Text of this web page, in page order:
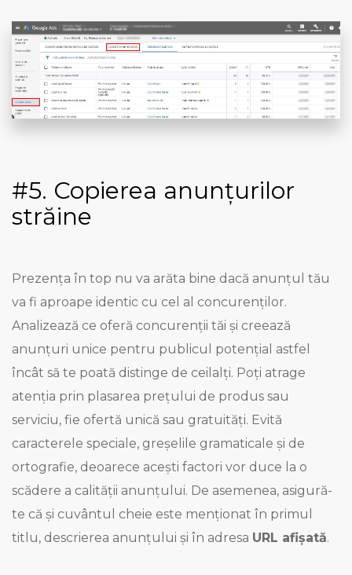
#5. Copierea anunțurilor
străine
Prezența în top nu va arăta bine dacă anunțul tău
va fi aproape identic cu cel al concurenților.
Analizează ce oferă concurenții tăi și creează
anunțuri unice pentru publicul potențial astfel
încât să te poată distinge de ceilalți. Poți atrage
atenția prin plasarea prețului de produs sau
serviciu, fie ofertă unică sau gratuități. Evită
caracterele speciale, greșelile gramaticale și de
ortografie, deoarece acești factori vor duce la o
scădere a calității anunțului. De asemenea, asigură-
te că și cuvântul cheie este menționat în primul
titlu, descrierea anunțului și în adresa URL afișată.